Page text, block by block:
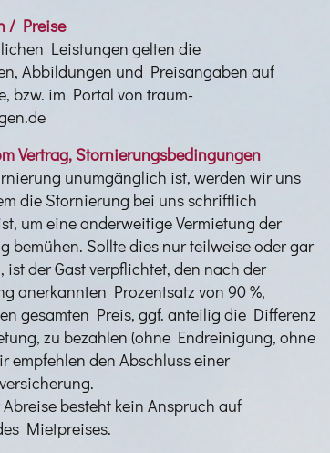
/ Preise
Leistungen gelten die
Abbildungen und Preisangaben auf
bzw. im Portal von traum-
Vertrag, Stornierungsbedingungen
unumgänglich ist, werden wir uns
die Stornierung bei uns schriftlich
um eine ander­weitige Vermietung der
bemühen. Sollte dies nur teilweise oder gar
ist der Gast verpflichtet, den nach der
anerkannten Prozentsatz von 90 %,
gesamten Preis, ggf. anteilig die Differenz
zu bezahlen (ohne Endreinigung, ohne
empfehlen den Abschluss einer
besteht kein Anspruch auf
Mietpreises.